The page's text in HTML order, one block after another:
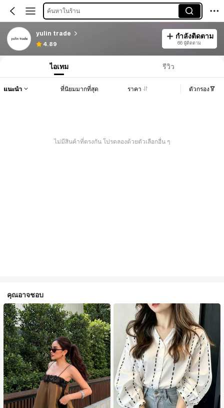
ค้นหาในร้าน
yulin trade
4.89
กำลังติดตาม
66 ผู้ติดตาม
ไอเทม รีวิว
แนะนำ ที่นิยมมากที่สุด ราคา ตัวกรอง
ไม่มีสินค้าที่ตรงกัน โปรดลองด้วยตัวเลือกอื่น ๆ
คุณอาจชอบ